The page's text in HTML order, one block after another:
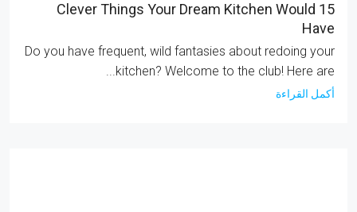
15 Clever Things Your Dream Kitchen Would
Have
Do you have frequent, wild fantasies about redoing your
kitchen? Welcome to the club! Here are...
أكمل القراءة